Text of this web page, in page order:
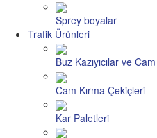
Sprey boyalar
Trafik Ürünleri
Buz Kazıyıcılar ve
Cam Kırma Çekiçleri
Kar Paletleri